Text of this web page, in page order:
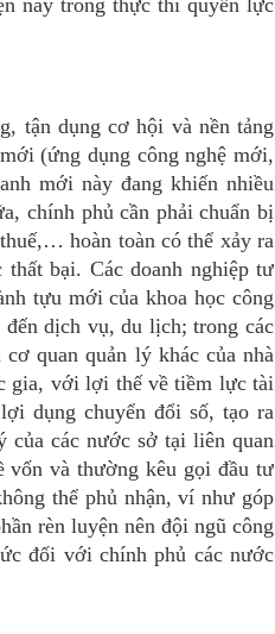
tận dụng cơ hội và nền tảng
(ứng dụng công nghệ mới,
mới này đang khiến nhiều
chính phủ cần phải chuẩn bị
hoàn toàn có thể xảy ra
bại. Các doanh nghiệp tư
tựu mới của khoa học công
dịch vụ, du lịch; trong các
quan quản lý khác của nhà
gia, với lợi thế về tiềm lực tài
dụng chuyển đổi số, tạo ra
của các nước sở tại liên quan
vốn và thường kêu gọi đầu tư
thể phủ nhận, ví như góp
rèn luyện nên đội ngũ công
đối với chính phủ các nước